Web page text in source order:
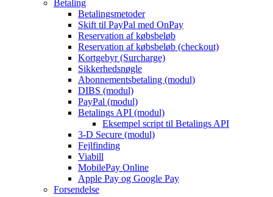
Betaling
Betalingsmetoder
Skift til PayPal med OnPay
Reservation af købsbeløb
Reservation af købsbeløb (checkout)
Kortgebyr (Surcharge)
Sikkerhedsnøgle
Abonnementsbetaling (modul)
DIBS (modul)
PayPal (modul)
Betalings API (modul)
Eksempel script til Betalings API
3-D Secure (modul)
Fejlfinding
Viabill
MobilePay Online
Apple Pay og Google Pay
Forsendelse